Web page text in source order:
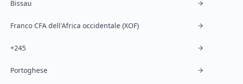
Bissau
Franco CFA dell'Africa occidentale (XOF)
+245
Portoghese